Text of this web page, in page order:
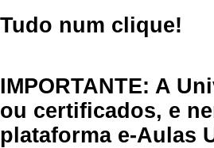
Tudo num clique!
IMPORTANTE: A
ou certificados, e
plataforma e-Aulas